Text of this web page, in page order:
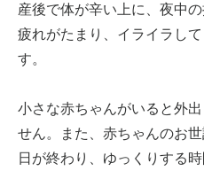
産後で体が辛い上に、夜中
疲れがたまり、イライラし
す。
小さな赤ちゃんがいると外
せん。また、赤ちゃんのお
日が終わり、ゆっくりする